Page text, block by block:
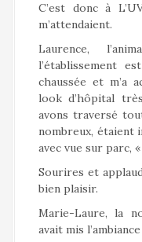
C’est donc à
m’attendaient.
Laurence,
l’établissement
chaussée et m’a
look d’hôpital
avons traversé
nombreux, étaient
avec vue sur parc,
Sourires et
bien plaisir.
Marie-Laure, la
avait mis